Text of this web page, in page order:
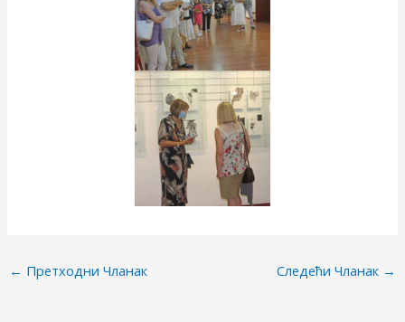
← Претходни Чланак Следећи Чланак →